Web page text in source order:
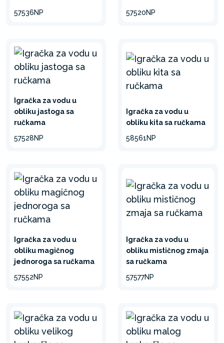
57536NP
57520NP
Igračka za vodu u
obliku jastoga sa
ručkama
57528NP
Igračka za vodu u
obliku kita sa ručkama
58561NP
Igračka za vodu u
obliku magičnog
jednoroga sa ručkama
57552NP
Igračka za vodu u
obliku mističnog zmaja
sa ručkama
57577NP